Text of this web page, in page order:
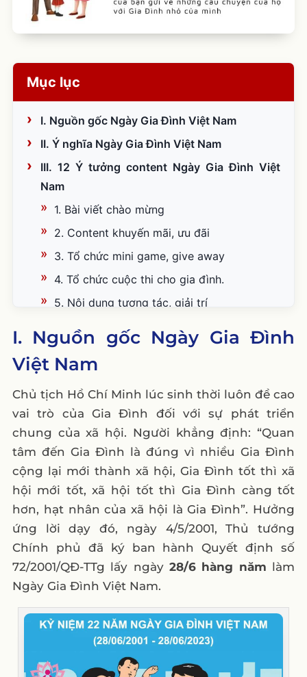
Mục lục
I. Nguồn gốc Ngày Gia Đình Việt Nam
II. Ý nghĩa Ngày Gia Đình Việt Nam
III. 12 Ý tưởng content Ngày Gia Đình Việt
Nam
1. Bài viết chào mừng
2. Content khuyến mãi, ưu đãi
3. Tổ chức mini game, give away
4. Tổ chức cuộc thi cho gia đình.
5. Nội dung tương tác, giải trí
7. Tổ chức các hoạt động ý nghĩa, thiện
nguyện
8. Bài viết tri ân
9. Tổ chức webinar, talkshow
10. Hashtag ngày Ngày Gia Đình Việt Nam
11. Video marketing Ngày Gia Đình Việt
Nam
12. Series Podcast tâm sự
Lời kết
Câu hỏi thường gặp
1. Ngày Gia Đình Việt Nam có nguồn gốc
từ đâu?
2. Ý nghĩa của Ngày Gia Đình Việt Nam là
3. Doanh nghiệp có thể sử dụng những ý
I. Nguồn gốc Ngày Gia Đình
Việt Nam
Chủ tịch Hồ Chí Minh lúc sinh thời luôn đề cao
vai trò của Gia Đình đối với sự phát triển
chung của xã hội. Người khẳng định: “Quan
tâm đến Gia Đình là đúng vì nhiều Gia Đình
cộng lại mới thành xã hội, Gia Đình tốt thì xã
hội mới tốt, xã hội tốt thì Gia Đình càng tốt
hơn, hạt nhân của xã hội là Gia Đình”. Hưởng
ứng lời dạy đó, ngày 4/5/2001, Thủ tướng
Chính phủ đã ký ban hành Quyết định số
72/2001/QĐ-TTg lấy ngày 28/6 hàng năm làm
Ngày Gia Đình Việt Nam.